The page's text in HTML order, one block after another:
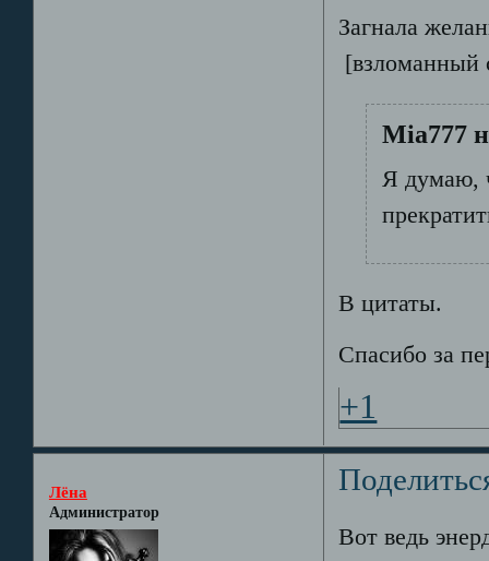
Загнала
[взломанный
Mia777
Я думаю,
В цитаты.
Спасибо за
+1
Лёна
Администратор
Вот ведь